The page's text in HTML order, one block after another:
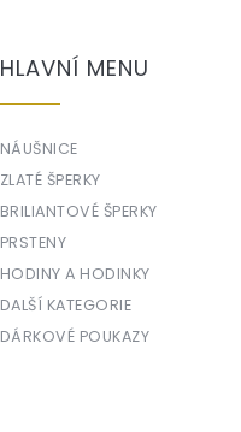
HLAVNÍ MENU
NÁUŠNICE
ZLATÉ ŠPERKY
BRILIANTOVÉ ŠPERKY
PRSTENY
HODINY A HODINKY
DALŠÍ KATEGORIE
DÁRKOVÉ POUKAZY